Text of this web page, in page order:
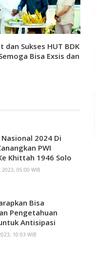
dan Sukses HUT BDK
Bisa Exsis dan
2024 Di
PWI
Khittah 1946 Solo
05:00 WIB
Bisa
Pengetahuan
Antisipasi
Cuaca
10:03 WIB